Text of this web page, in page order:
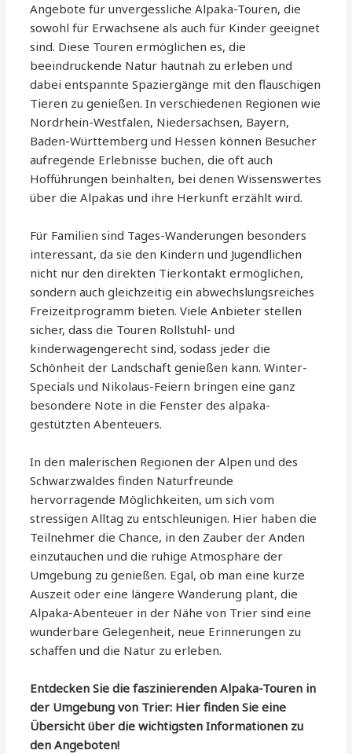
Angebote für unvergessliche Alpaka-Touren, die
sowohl für Erwachsene als auch für Kinder geeignet
sind. Diese Touren ermöglichen es, die
beeindruckende Natur hautnah zu erleben und
dabei entspannte Spaziergänge mit den flauschigen
Tieren zu genießen. In verschiedenen Regionen wie
Nordrhein-Westfalen, Niedersachsen, Bayern,
Baden-Württemberg und Hessen können Besucher
aufregende Erlebnisse buchen, die oft auch
Hofführungen beinhalten, bei denen Wissenswertes
über die Alpakas und ihre Herkunft erzählt wird.
Für Familien sind Tages-Wanderungen besonders
interessant, da sie den Kindern und Jugendlichen
nicht nur den direkten Tierkontakt ermöglichen,
sondern auch gleichzeitig ein abwechslungsreiches
Freizeitprogramm bieten. Viele Anbieter stellen
sicher, dass die Touren Rollstuhl- und
kinderwagengerecht sind, sodass jeder die
Schönheit der Landschaft genießen kann. Winter-
Specials und Nikolaus-Feiern bringen eine ganz
besondere Note in die Fenster des alpaka-
gestützten Abenteuers.
In den malerischen Regionen der Alpen und des
Schwarzwaldes finden Naturfreunde
hervorragende Möglichkeiten, um sich vom
stressigen Alltag zu entschleunigen. Hier haben die
Teilnehmer die Chance, in den Zauber der Anden
einzutauchen und die ruhige Atmosphäre der
Umgebung zu genießen. Egal, ob man eine kurze
Auszeit oder eine längere Wanderung plant, die
Alpaka-Abenteuer in der Nähe von Trier sind eine
wunderbare Gelegenheit, neue Erinnerungen zu
schaffen und die Natur zu erleben.
Entdecken Sie die faszinierenden Alpaka-Touren in
der Umgebung von Trier: Hier finden Sie eine
Übersicht über die wichtigsten Informationen zu
den Angeboten!